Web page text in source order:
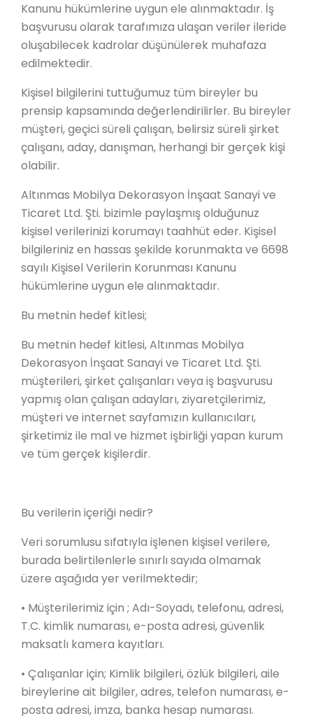
Kanunu hükümlerine uygun ele alınmaktadır. İş
başvurusu olarak tarafımıza ulaşan veriler ileride
oluşabilecek kadrolar düşünülerek muhafaza
edilmektedir.
Kişisel bilgilerini tuttuğumuz tüm bireyler bu
prensip kapsamında değerlendirilirler. Bu bireyler
müşteri, geçici süreli çalışan, belirsiz süreli şirket
çalışanı, aday, danışman, herhangi bir gerçek kişi
olabilir.
Altınmas Mobilya Dekorasyon İnşaat Sanayi ve
Ticaret Ltd. Şti. bizimle paylaşmış olduğunuz
kişisel verilerinizi korumayı taahhüt eder. Kişisel
bilgileriniz en hassas şekilde korunmakta ve 6698
sayılı Kişisel Verilerin Korunması Kanunu
hükümlerine uygun ele alınmaktadır.
Bu metnin hedef kitlesi;
Bu metnin hedef kitlesi, Altınmas Mobilya
Dekorasyon İnşaat Sanayi ve Ticaret Ltd. Şti.
müşterileri, şirket çalışanları veya iş başvurusu
yapmış olan çalışan adayları, ziyaretçilerimiz,
müşteri ve internet sayfamızın kullanıcıları,
şirketimiz ile mal ve hizmet işbirliği yapan kurum
ve tüm gerçek kişilerdir.
Bu verilerin içeriği nedir?
Veri sorumlusu sıfatıyla işlenen kişisel verilere,
burada belirtilenlerle sınırlı sayıda olmamak
üzere aşağıda yer verilmektedir;
• Müşterilerimiz için ; Adı-Soyadı, telefonu, adresi,
T.C. kimlik numarası, e-posta adresi, güvenlik
maksatlı kamera kayıtları.
• Çalışanlar için; Kimlik bilgileri, özlük bilgileri, aile
bireylerine ait bilgiler, adres, telefon numarası, e-
posta adresi, imza, banka hesap numarası.